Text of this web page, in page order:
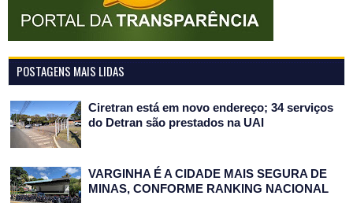
POSTAGENS MAIS LIDAS
Ciretran está em novo endereço; 34 serviços
do Detran são prestados na UAI
VARGINHA É A CIDADE MAIS SEGURA DE
MINAS, CONFORME RANKING NACIONAL